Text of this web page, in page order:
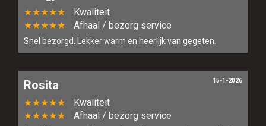
★★★★★
Kwaliteit
★★★★★
Afhaal / bezorg service
Snel bezorgd. Lekker warm en heerlijk van gegeten.
Rosita
★★★★★
Kwaliteit
★★★★★
Afhaal / bezorg service
15-1-2026